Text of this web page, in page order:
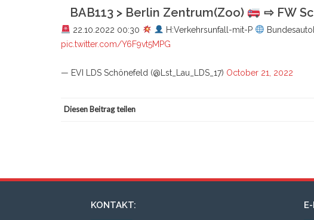
BAB113 > Berlin Zentrum(Zoo)
⇨ FW
22.10.2022 00:30 H:Verkehrsunfall-mit-P
pic.twitter.com/Y6F9vt5MPG
— EVI LDS Schönefeld (@Lst_Lau_LDS_17) October 21, 2022
Diesen Beitrag teilen
KONTAKT: